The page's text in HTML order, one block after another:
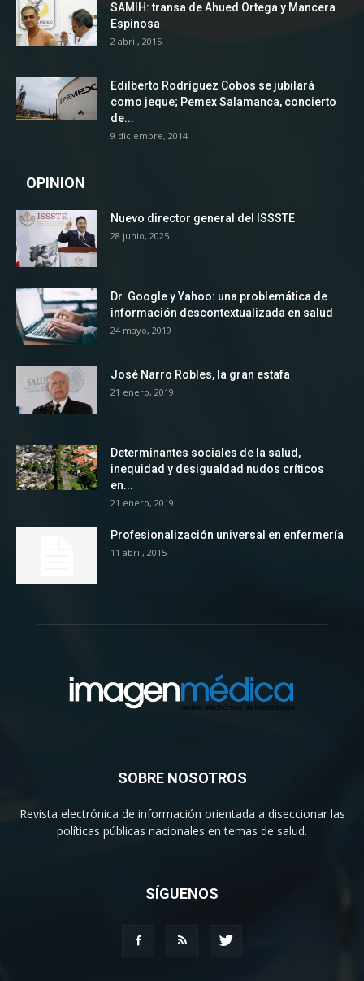
SAMIH: transa de Ahued Ortega y Mancera
Espinosa
2 abril, 2015
Edilberto Rodríguez Cobos se jubilará
como jeque; Pemex Salamanca, concierto
de...
9 diciembre, 2014
OPINION
Nuevo director general del ISSSTE
28 junio, 2025
Dr. Google y Yahoo: una problemática de
información descontextualizada en salud
24 mayo, 2019
José Narro Robles, la gran estafa
21 enero, 2019
Determinantes sociales de la salud,
inequidad y desigualdad nudos críticos
en...
21 enero, 2019
Profesionalización universal en enfermería
11 abril, 2015
SOBRE NOSOTROS
Revista electrónica de información orientada a diseccionar las
políticas públicas nacionales en temas de salud.
SÍGUENOS